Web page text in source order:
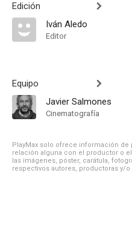
Edición
Iván Aledo
Editor
Equipo
Javier Salmones
Cinematografía
PlayMax solo ofrece información de
relación alguna con el productor o
las imágenes, póster, carátula,
respectivos autores, productoras y/